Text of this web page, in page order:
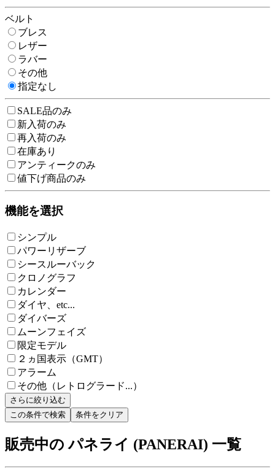
ベルト
ブレス
レザー
ラバー
その他
指定なし
SALE品のみ
新入荷のみ
再入荷のみ
在庫あり
アンティークのみ
値下げ商品のみ
機能を選択
シンプル
パワーリザーブ
シースルーバック
クロノグラフ
カレンダー
ダイヤ、etc...
ダイバーズ
ムーンフェイズ
限定モデル
２ヵ国表示（GMT）
アラーム
その他（レトログラード...）
さらに絞り込む
この条件で検索
条件をクリア
販売中の パネライ (PANERAI) 一覧